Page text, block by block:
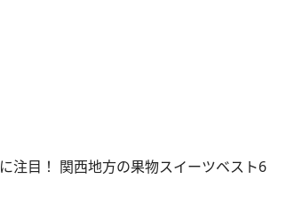
注目！ 関西地方の果物スイーツベスト6